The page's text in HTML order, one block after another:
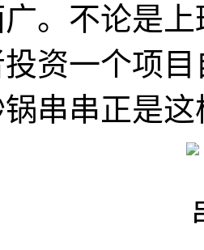
。不论是
资一个项
串串正是